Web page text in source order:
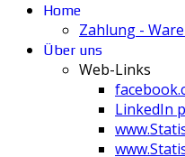
Home
Zahlung -
Über uns
Web-Links
LinkedIn